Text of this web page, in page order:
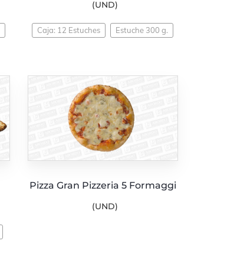
(UND)
Caja: 12 Estuches Estuche 300 g.
Pizza Gran Pizzeria 5 Formaggi
(UND)